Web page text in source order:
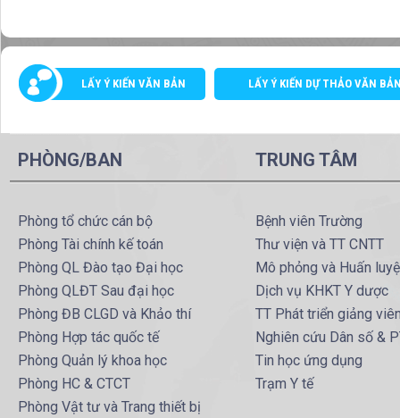
LẤY Ý KIẾN VĂN BẢN LẤY Ý KIẾN DỰ THẢO VĂN
PHÒNG/BAN
Phòng tổ chức cán bộ
Phòng Tài chính kế toán
Phòng QL Đào tạo Đại học
Phòng QLĐT Sau đại học
Phòng ĐB CLGD và Khảo thí
Phòng Hợp tác quốc tế
Phòng Quản lý khoa học
Phòng HC & CTCT
Phòng Vật tư và Trang thiết bị
TRUNG TÂM
Bệnh viên Trường
Thư viện và TT CNTT
Mô phỏng và Huấn
Dịch vụ KHKT Y dược
TT Phát triển giảng
Nghiên cứu Dân số &
Tin học ứng dụng
Trạm Y tế